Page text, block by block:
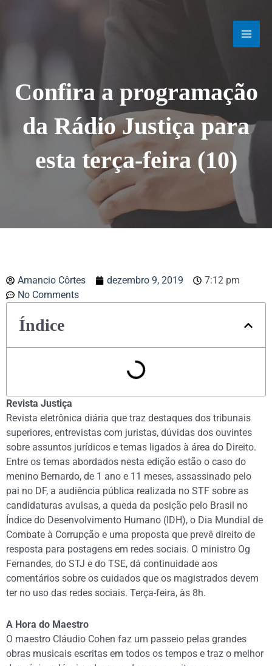
Confira a programação
da Rádio Justiça para
esta terça-feira (10)
Amancio Côrtes dezembro 9, 2019
7:12 pm
No Comments
Índice
Revista Justiça
Revista eletrônica diária que traz destaques dos tribunais
superiores, entrevistas com juristas, dúvidas dos ouvintes
sobre assuntos jurídicos e temas ligados à área do Direito.
Entre os temas abordados nesta edição estão o caso do
menino Bernardo, de 1 ano e 11 meses, assassinado pelo
pai no DF, a audiência pública realizada no STF sobre as
candidaturas avulsas, a queda da posição pelo Brasil no
Índice do Desenvolvimento Humano (IDH), o Dia Mundial de
Combate à Corrupção e uma proposta que prevê direito de
resposta para postagens em redes sociais. O ministro Og
Fernandes, do STJ e do TSE, dá continuidade aos
comentários sobre os cuidados que os magistrados devem
ter no uso das redes sociais. Terça-feira, às 8h.
A Hora do Maestro
O maestro Cláudio Cohen faz um passeio pelas grandes
obras musicais escritas em todos os tempos e traz o melhor